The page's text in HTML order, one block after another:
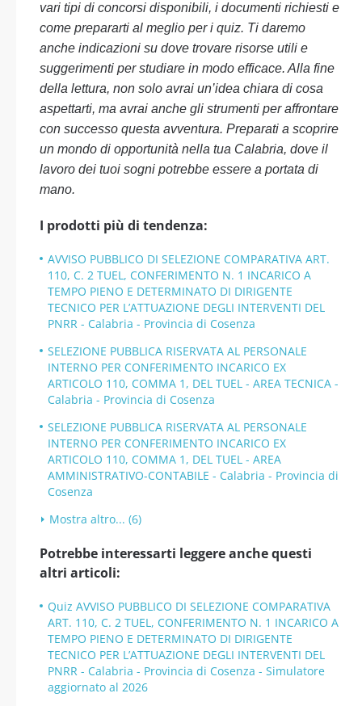
vari tipi di concorsi disponibili, i documenti richiesti e
come prepararti al meglio per i quiz. Ti daremo
anche indicazioni su dove trovare risorse utili e
suggerimenti per studiare in modo efficace. Alla fine
della lettura, non solo avrai un’idea chiara di cosa
aspettarti, ma avrai anche gli strumenti per affrontare
con successo questa avventura. Preparati a scoprire
un mondo di opportunità nella tua Calabria, dove il
lavoro dei tuoi sogni potrebbe essere a portata di
mano.
I prodotti più di tendenza:
AVVISO PUBBLICO DI SELEZIONE COMPARATIVA ART.
110, C. 2 TUEL, CONFERIMENTO N. 1 INCARICO A
TEMPO PIENO E DETERMINATO DI DIRIGENTE
TECNICO PER L’ATTUAZIONE DEGLI INTERVENTI DEL
PNRR - Calabria - Provincia di Cosenza
SELEZIONE PUBBLICA RISERVATA AL PERSONALE
INTERNO PER CONFERIMENTO INCARICO EX
ARTICOLO 110, COMMA 1, DEL TUEL - AREA TECNICA -
Calabria - Provincia di Cosenza
SELEZIONE PUBBLICA RISERVATA AL PERSONALE
INTERNO PER CONFERIMENTO INCARICO EX
ARTICOLO 110, COMMA 1, DEL TUEL - AREA
AMMINISTRATIVO-CONTABILE - Calabria - Provincia di
Cosenza
Mostra altro... (6)
Potrebbe interessarti leggere anche questi
altri articoli:
Quiz AVVISO PUBBLICO DI SELEZIONE COMPARATIVA
ART. 110, C. 2 TUEL, CONFERIMENTO N. 1 INCARICO A
TEMPO PIENO E DETERMINATO DI DIRIGENTE
TECNICO PER L’ATTUAZIONE DEGLI INTERVENTI DEL
PNRR - Calabria - Provincia di Cosenza - Simulatore
aggiornato al 2026